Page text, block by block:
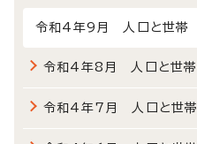
令和4年9月 人口と世帯
令和4年8月 人口と世帯
令和4年7月 人口と世帯